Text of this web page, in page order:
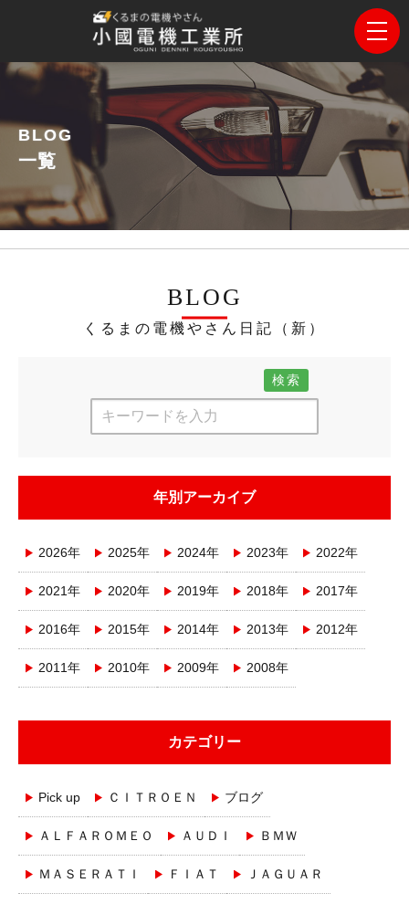
BLOG
一覧
BLOG
くるまの電機やさん日記（新）
検索
年別アーカイブ
2026年 2025年 2024年 2023年 2022年
2021年 2020年 2019年 2018年 2017年
2016年 2015年 2014年 2013年 2012年
2011年 2010年 2009年 2008年
カテゴリー
Pick up ＣＩＴＲＯＥＮ ブログ
ＡＬＦＡＲＯＭＥＯ ＡＵＤＩ ＢＭＷ
ＭＡＳＥＲＡＴＩ ＦＩＡＴ ＪＡＧＵＡＲ